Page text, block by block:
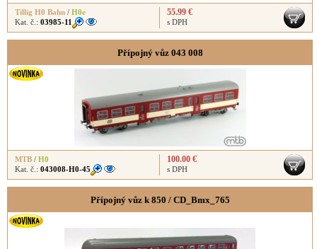
Tillig H0 Bahn / H0e
Kat. č.: 03985-11
55.99 €
s DPH
Přípojný vůz 043 008
MTB / H0
Kat. č.: 043008-H0-45
100.00 €
s DPH
Přípojný vůz k 850 / CD_Bmx_765